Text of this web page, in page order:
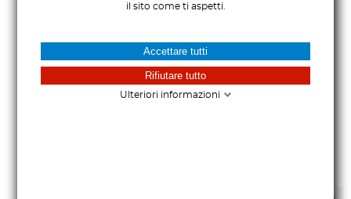
il sito come ti aspetti.
Ulteriori informazioni
Accettare tutti
Rifiutare tutto